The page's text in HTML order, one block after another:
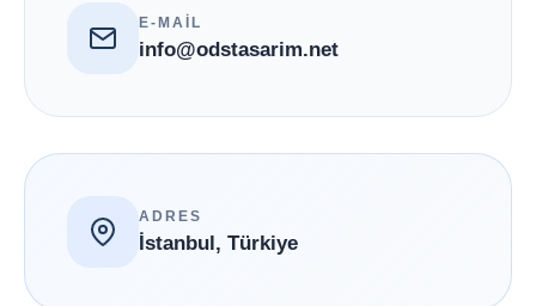
E-MAİL
info@odstasarim.net
ADRES
İstanbul, Türkiye